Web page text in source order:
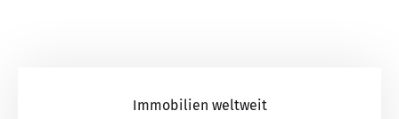
Immobilien weltweit